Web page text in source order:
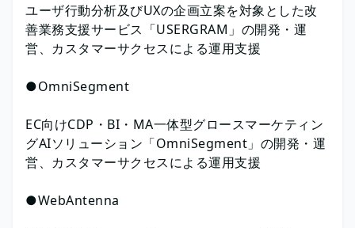
ユーザ行動分析及びUXの企画立案を対象とした改
善業務支援サービス「USERGRAM」の開発・運
営、カスタマーサクセスによる運用支援
●OmniSegment
EC向けCDP・BI・MA一体型グロースマーケティン
グAIソリューション「OmniSegment」の開発・運
営、カスタマーサクセスによる運用支援
●WebAntenna